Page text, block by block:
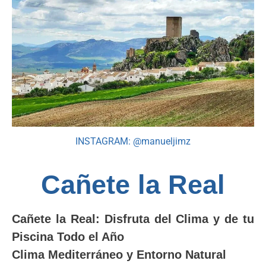
INSTAGRAM: @manueljimz
Cañete la Real
Cañete la Real: Disfruta del Clima y de tu
Piscina Todo el Año
Clima Mediterráneo y Entorno Natural